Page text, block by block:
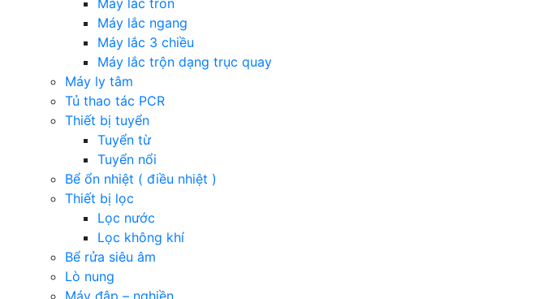
Máy lắc tròn
Máy lắc ngang
Máy lắc 3 chiều
Máy lắc trộn dạng trục quay
Máy ly tâm
Tủ thao tác PCR
Thiết bị tuyển
Tuyển từ
Tuyển nổi
Bể ổn nhiệt ( điều nhiệt )
Thiết bị lọc
Lọc nước
Lọc không khí
Bể rửa siêu âm
Lò nung
Máy đập – nghiền